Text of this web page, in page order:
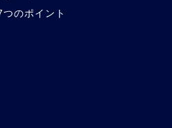
のポイント